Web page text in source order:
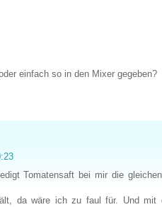
einfach so in den Mixer gegeben?
Tomatensaft bei mir die
da wäre ich zu faul für. Und mit